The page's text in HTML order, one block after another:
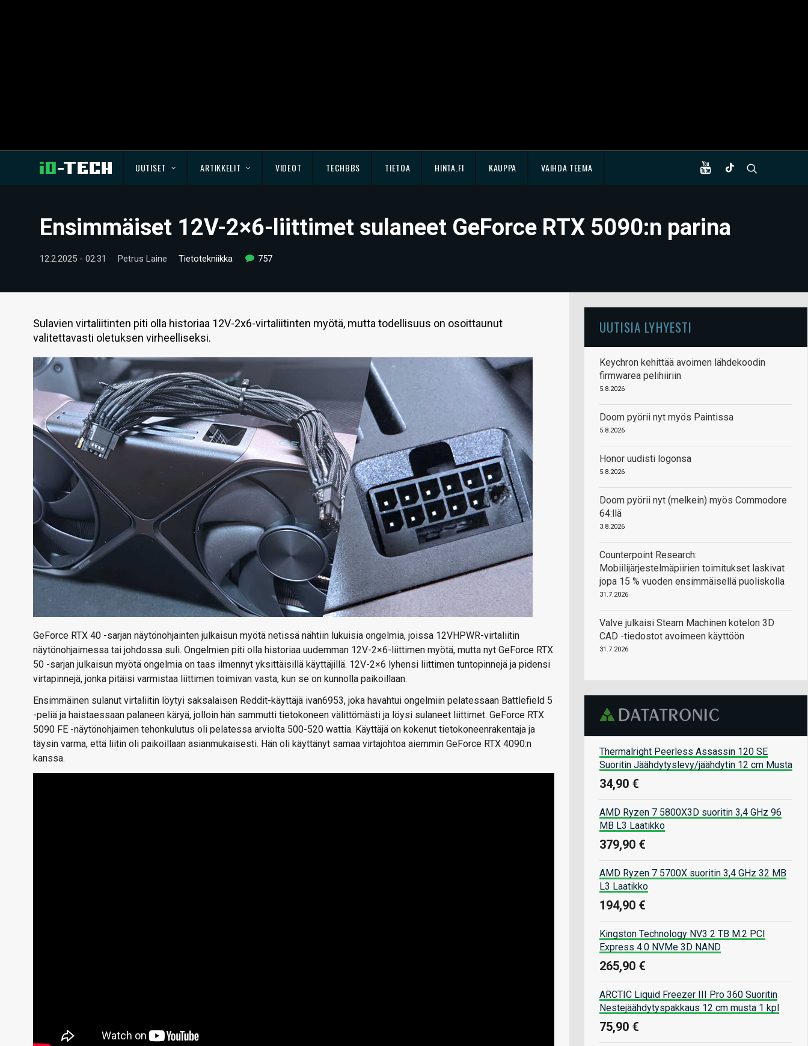
UUTISET ARTIKKELIT VIDEOT TECHBBS TIETOA HINTA.FI KAUPPA VAIHDA TEEMA
Ensimmäiset 12V-2×6-liittimet sulaneet GeForce RTX 5090:n parina
12.2.2025 - 02:31 Petrus Laine Tietotekniikka 757
Sulavien virtaliitinten piti olla historiaa 12V-2x6-virtaliitinten myötä, mutta todellisuus on osoittaunut
valitettavasti oletuksen virheelliseksi.
GeForce RTX 40 -sarjan näytönohjainten julkaisun myötä netissä nähtiin lukuisia ongelmia, joissa 12VHPWR-virtaliitin
näytönohjaimessa tai johdossa suli. Ongelmien piti olla historiaa uudemman 12V-2×6-liittimen myötä, mutta nyt GeForce RTX
50 -sarjan julkaisun myötä ongelmia on taas ilmennyt yksittäisillä käyttäjillä. 12V-2×6 lyhensi liittimen tuntopinnejä ja pidensi
virtapinnejä, jonka pitäisi varmistaa liittimen toimivan vasta, kun se on kunnolla paikoillaan.
Ensimmäinen sulanut virtaliitin löytyi saksalaisen Reddit-käyttäjä ivan6953, joka havahtui ongelmiin pelatessaan Battlefield 5
-peliä ja haistaessaan palaneen käryä, jolloin hän sammutti tietokoneen välittömästi ja löysi sulaneet liittimet. GeForce RTX
5090 FE -näytönohjaimen tehonkulutus oli pelatessa arviolta 500-520 wattia. Käyttäjä on kokenut tietokoneenrakentaja ja
täysin varma, että liitin oli paikoillaan asianmukaisesti. Hän oli käyttänyt samaa virtajohtoa aiemmin GeForce RTX 4090:n
kanssa.
UUTISIA LYHYESTI
Keychron kehittää avoimen lähdekoodin
firmwarea pelihiiriin
5.8.2026
Doom pyörii nyt myös Paintissa
5.8.2026
Honor uudisti logonsa
5.8.2026
Doom pyörii nyt (melkein) myös Commodore
64:llä
3.8.2026
Counterpoint Research:
Mobiilijärjestelmäpiirien toimitukset laskivat
jopa 15 % vuoden ensimmäisellä puoliskolla
31.7.2026
Valve julkaisi Steam Machinen kotelon 3D
CAD -tiedostot avoimeen käyttöön
31.7.2026
Thermalright Peerless Assassin 120 SE
Suoritin Jäähdytyslevy/jäähdytin 12 cm Musta
34,90 €
AMD Ryzen 7 5800X3D suoritin 3,4 GHz 96
MB L3 Laatikko
379,90 €
AMD Ryzen 7 5700X suoritin 3,4 GHz 32 MB
L3 Laatikko
194,90 €
Kingston Technology NV3 2 TB M.2 PCI
Express 4.0 NVMe 3D NAND
265,90 €
ARCTIC Liquid Freezer III Pro 360 Suoritin
Nestejäähdytyspakkaus 12 cm musta 1 kpl
75,90 €